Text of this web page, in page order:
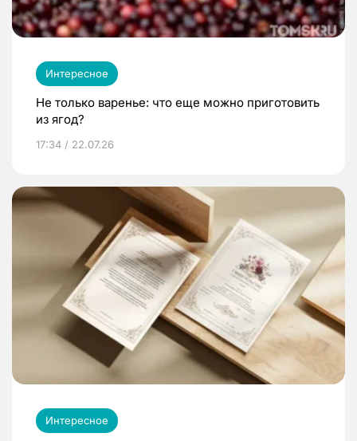
Интересное
Не только варенье: что еще можно приготовить
из ягод?
17:34 / 22.07.26
Интересное